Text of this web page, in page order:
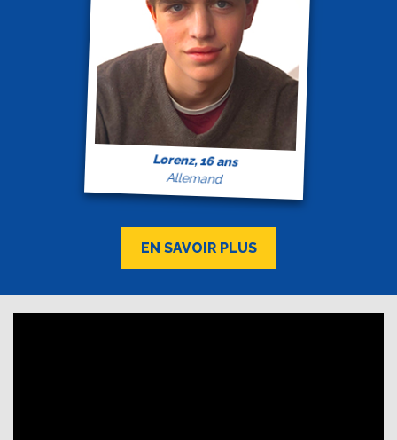
Lorenz, 16 ans
Allemand
EN SAVOIR PLUS